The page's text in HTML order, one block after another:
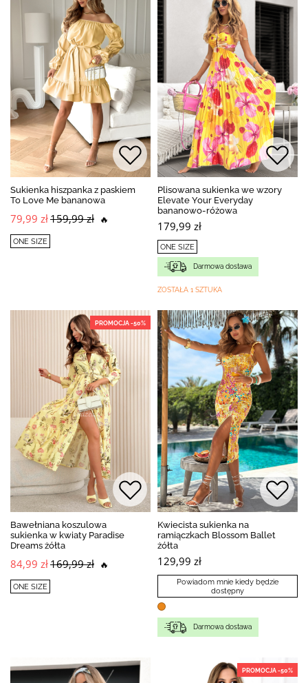
Sukienka hiszpanka z paskiem
To Love Me bananowa
79,99 zł159,99 zł 🔥
ONE SIZE
Plisowana sukienka we wzory
Elevate Your Everyday
bananowo-różowa
179,99 zł
ONE SIZE
Darmowa dostawa
ZOSTAŁA 1 SZTUKA
PROMOCJA -50%
Bawełniana koszulowa
sukienka w kwiaty Paradise
Dreams żółta
84,99 zł169,99 zł 🔥
ONE SIZE
Kwiecista sukienka na
ramiączkach Blossom Ballet
żółta
129,99 zł
Powiadom mnie kiedy będzie
dostępny
Darmowa dostawa
PROMOCJA -50%